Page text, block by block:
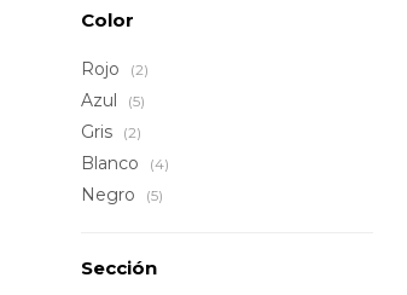
Color
Rojo (2)
Azul (5)
Gris (2)
Blanco (4)
Negro (5)
Sección